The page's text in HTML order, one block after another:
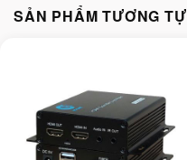
SẢN PHẨM TƯƠNG TỰ